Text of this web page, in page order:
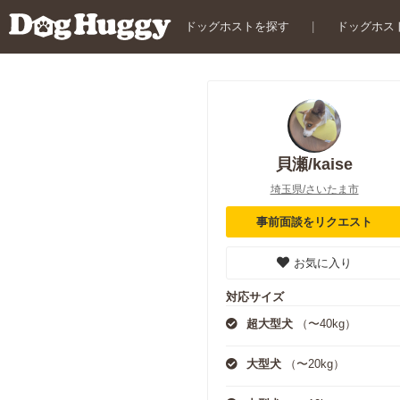
ドッグホストを探す ドッグホス
貝瀬/kaise
埼玉県/さいたま市
事前面談をリクエスト
お気に入り
対応サイズ
超大型犬
（〜40kg）
大型犬 （〜20kg）